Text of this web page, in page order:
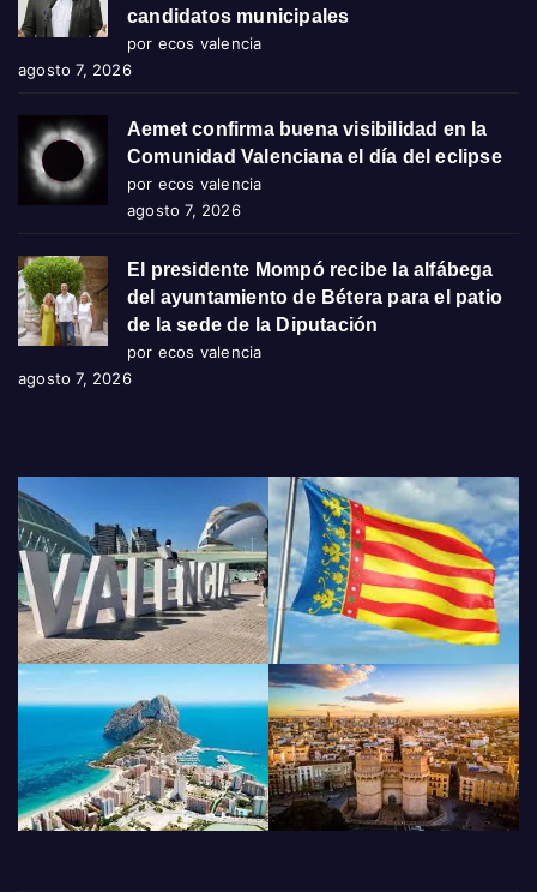
candidatos municipales
por ecos valencia
agosto 7, 2026
Aemet confirma buena visibilidad en la
Comunidad Valenciana el día del eclipse
por ecos valencia
agosto 7, 2026
El presidente Mompó recibe la alfábega
del ayuntamiento de Bétera para el patio
de la sede de la Diputación
por ecos valencia
agosto 7, 2026